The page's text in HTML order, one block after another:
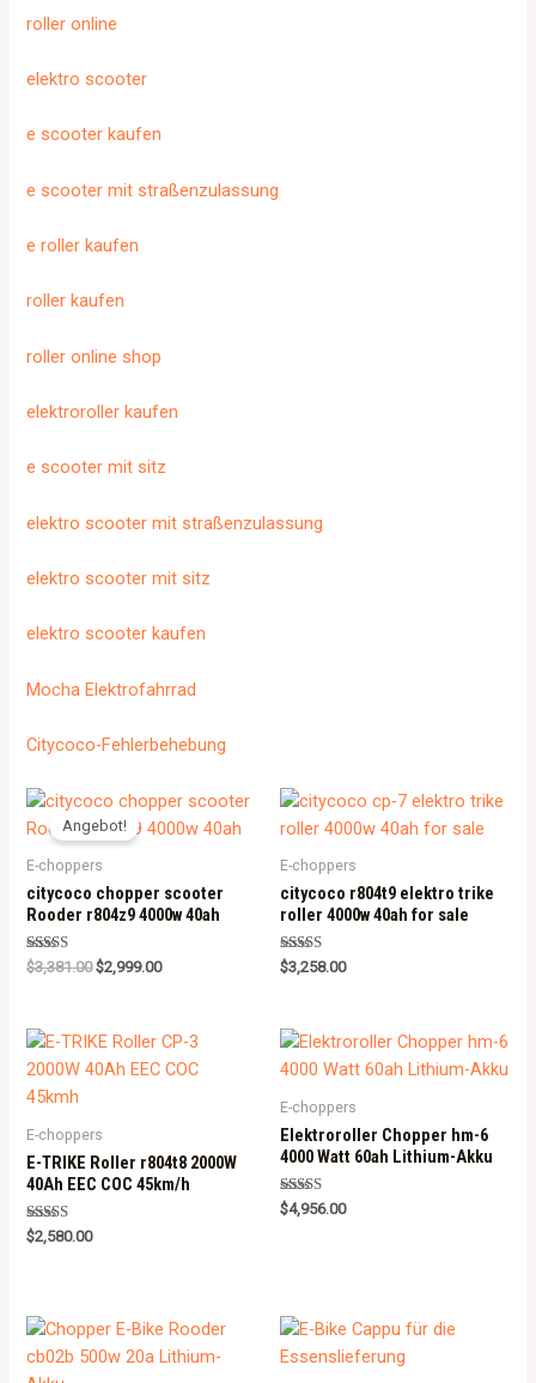
roller online
elektro scooter
e scooter kaufen
e scooter mit straßenzulassung
e roller kaufen
roller kaufen
roller online shop
elektroroller kaufen
e scooter mit sitz
elektro scooter mit straßenzulassung
elektro scooter mit sitz
elektro scooter kaufen
Mocha Elektrofahrrad
Citycoco-Fehlerbehebung
Angebot!
E-choppers
citycoco chopper scooter
Rooder r804z9 4000w 40ah
Rated
5.00
$3,381.00 $2,999.00
E-choppers
citycoco r804t9 elektro trike
roller 4000w 40ah for sale
Rated
5.00
$3,258.00
E-choppers
E-TRIKE Roller r804t8 2000W
40Ah EEC COC 45km/h
Rated
5.00
$2,580.00
E-choppers
Elektroroller Chopper hm-6
4000 Watt 60ah Lithium-Akku
Rated
5.00
$4,956.00